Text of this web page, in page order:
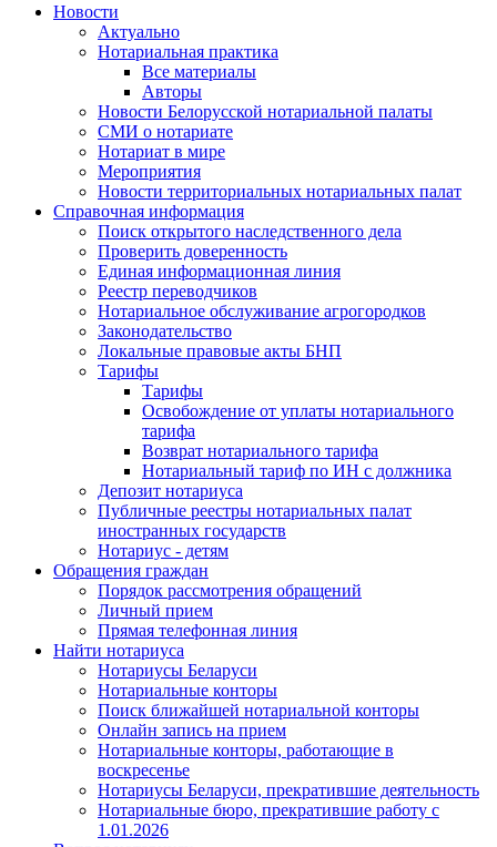
Новости
Актуально
Нотариальная практика
Все материалы
Авторы
Новости Белорусской нотариальной палаты
СМИ о нотариате
Нотариат в мире
Мероприятия
Новости территориальных нотариальных палат
Справочная информация
Поиск открытого наследственного дела
Проверить доверенность
Единая информационная линия
Реестр переводчиков
Нотариальное обслуживание агрогородков
Законодательство
Локальные правовые акты БНП
Тарифы
Тарифы
Освобождение от уплаты нотариального
тарифа
Возврат нотариального тарифа
Нотариальный тариф по ИН с должника
Депозит нотариуса
Публичные реестры нотариальных палат
иностранных государств
Нотариус - детям
Обращения граждан
Порядок рассмотрения обращений
Личный прием
Прямая телефонная линия
Найти нотариуса
Нотариусы Беларуси
Нотариальные конторы
Поиск ближайшей нотариальной конторы
Онлайн запись на прием
Нотариальные конторы, работающие в
воскресенье
Нотариусы Беларуси, прекратившие деятельность
Нотариальные бюро, прекратившие работу с
1.01.2026